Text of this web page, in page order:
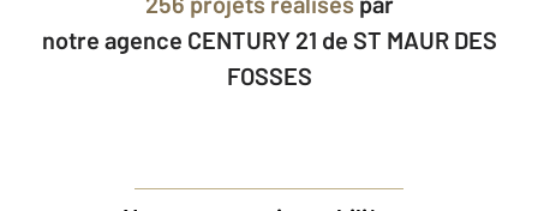
notre agence CENTURY 21 de ST MAUR DES
FOSSES